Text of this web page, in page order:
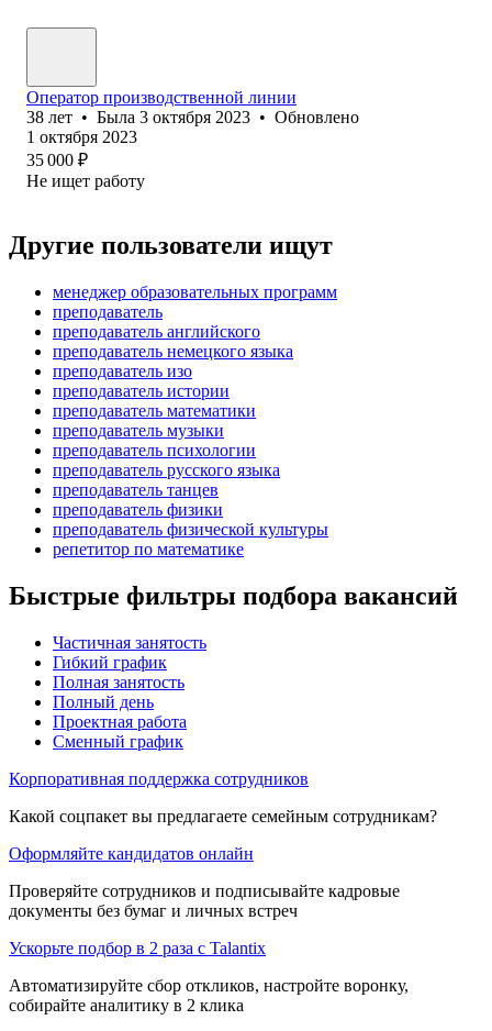
Оператор производственной линии
38 лет • Была 3 октября 2023 • Обновлено
1 октября 2023
35 000 ₽
Не ищет работу
Другие пользователи ищут
менеджер образовательных программ
преподаватель
преподаватель английского
преподаватель немецкого языка
преподаватель изо
преподаватель истории
преподаватель математики
преподаватель музыки
преподаватель психологии
преподаватель русского языка
преподаватель танцев
преподаватель физики
преподаватель физической культуры
репетитор по математике
Быстрые фильтры подбора вакансий
Частичная занятость
Гибкий график
Полная занятость
Полный день
Проектная работа
Сменный график
Корпоративная поддержка сотрудников
Какой соцпакет вы предлагаете семейным сотрудникам?
Оформляйте кандидатов онлайн
Проверяйте сотрудников и подписывайте кадровые
документы без бумаг и личных встреч
Ускорьте подбор в 2 раза с Talantix
Автоматизируйте сбор откликов, настройте воронку,
собирайте аналитику в 2 клика